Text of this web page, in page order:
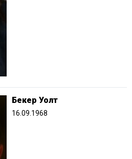
Бекер Уолт
16.09.1968